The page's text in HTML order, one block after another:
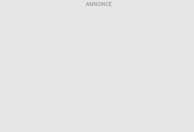
ANNONCE